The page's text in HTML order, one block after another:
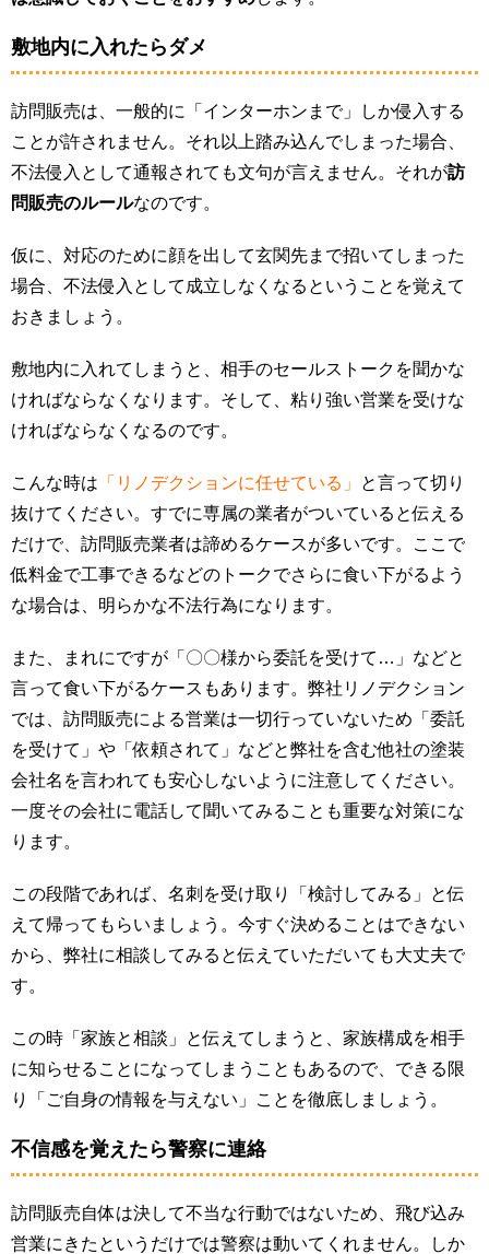
敷地内に入れたらダメ
訪問販売は、一般的に「インターホンまで」しか侵入する
ことが許されません。それ以上踏み込んでしまった場合、
不法侵入として通報されても文句が言えません。それが訪
問販売のルールなのです。
仮に、対応のために顔を出して玄関先まで招いてしまった
場合、不法侵入として成立しなくなるということを覚えて
おきましょう。
敷地内に入れてしまうと、相手のセールストークを聞かな
ければならなくなります。そして、粘り強い営業を受けな
ければならなくなるのです。
こんな時は 「リノデクションに任せている」
と言って切り
抜けてください。すでに専属の業者がついていると伝える
だけで、訪問販売業者は諦めるケースが多いです。ここで
低料金で工事できるなどのトークでさらに食い下がるよう
な場合は、明らかな不法行為になります。
また、まれにですが「〇〇様から委託を受けて…」などと
言って食い下がるケースもあります。弊社リノデクション
では、訪問販売による営業は一切行っていないため「委託
を受けて」や「依頼されて」などと弊社を含む他社の塗装
会社名を言われても安心しないように注意してください。
一度その会社に電話して聞いてみることも重要な対策にな
ります。
この段階であれば、名刺を受け取り「検討してみる」と伝
えて帰ってもらいましょう。今すぐ決めることはできない
から、弊社に相談してみると伝えていただいても大丈夫で
す。
この時「家族と相談」と伝えてしまうと、家族構成を相手
に知らせることになってしまうこともあるので、できる限
り「ご自身の情報を与えない」ことを徹底しましょう。
不信感を覚えたら警察に連絡
訪問販売自体は決して不当な行動ではないため、飛び込み
営業にきたというだけでは警察は動いてくれません。しか